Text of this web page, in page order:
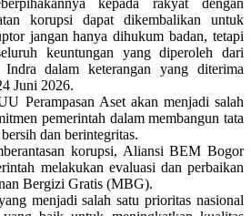
korupsi dapat dikembalikan untuk
jangan hanya dihukum badan, tetapi
keuntungan yang diperoleh dari
dalam keterangan yang diterima
Juni 2026.
Perampasan Aset akan menjadi salah
pemerintah dalam membangun tata
dan berintegritas.
korupsi, Aliansi BEM Bogor
melakukan evaluasi dan perbaikan
Bergizi Gratis (MBG).
menjadi salah satu prioritas nasional